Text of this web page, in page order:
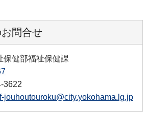
問合せ
保健部福祉保健課
3622
jouhoutouroku@city.yokohama.lg.jp